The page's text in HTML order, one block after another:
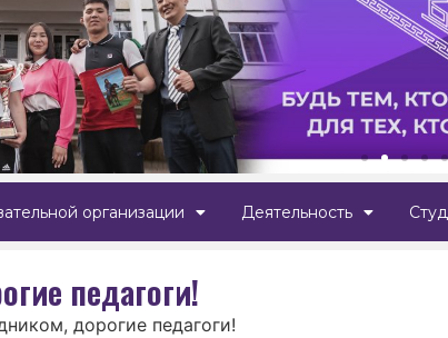
организации Деятельность
педагоги!
дорогие педагоги!